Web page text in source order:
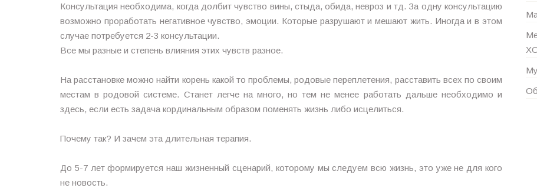
Консультация необходима, когда долбит чувство вины, стыда, обида, невроз и тд. За одну консультацию
возможно проработать негативное чувство, эмоции. Которые разрушают и мешают жить. Иногда и в этом
случае потребуется 2-3 консультации.
Все мы разные и степень влияния этих чувств разное.
На расстановке можно найти корень какой то проблемы, родовые переплетения, расставить всех по своим
местам в родовой системе. Станет легче на много, но тем не менее работать дальше необходимо и
здесь, если есть задача кординальным образом поменять жизнь либо исцелиться.
Почему так? И зачем эта длительная терапия.
До 5-7 лет формируется наш жизненный сценарий, которому мы следуем всю жизнь, это уже не для кого
не новость.